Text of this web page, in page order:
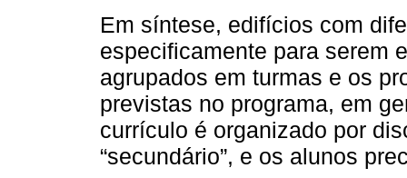
Em síntese, edifícios com
especificamente para serem
agrupados em turmas e os
previstas no programa, em
currículo é organizado por
“secundário”, e os alunos